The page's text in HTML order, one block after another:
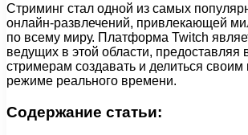
Стриминг стал одной из самых
онлайн-развлечений, привлекающей
по всему миру. Платформа Twitch
ведущих в этой области, предоставляя
стримерам создавать и делиться своим
режиме реального времени.
Содержание статьи: